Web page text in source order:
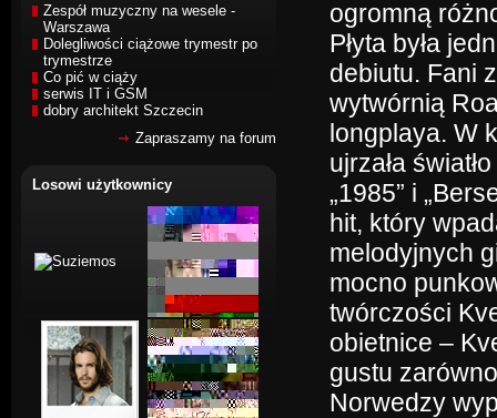
Zespół muzyczny na wesele -
Warszawa
Dolegliwości ciążowe trymestr po
trymestrze
Co pić w ciąży
serwis IT i GSM
dobry architekt Szczecin
Zapraszamy na forum
Losowi użytkownicy
ogromną
Płyta była
debiutu. Fani
wytwórnią
longplaya. W
ujrzała
„1985” i
hit, który
melodyjnych
mocno
twórczości
obietnice –
gustu
Norwedzy